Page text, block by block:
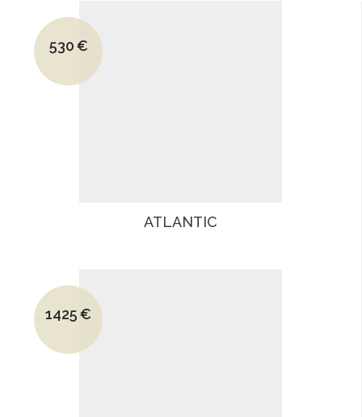
Le prix initial était : 700€.
530€
Le prix actuel est : 530€.
ATLANTIC
Le prix initial était : 1765€.
1425€
Le prix actuel est : 1425€.